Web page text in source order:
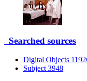
Searched sources
Digital Objects
Subject 3948